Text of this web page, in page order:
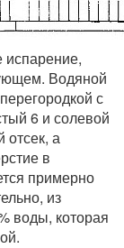
испарение,
Водяной
с
6 и солевой
отсек, а
в
примерно
из
воды, которая